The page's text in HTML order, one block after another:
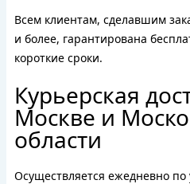
Всем клиентам, сделавшим
и более, гарантирована
короткие сроки.
Курьерская
Москве и
области
Осуществляется ежедневно по